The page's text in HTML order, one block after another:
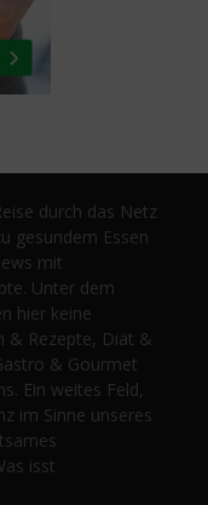
durch das Netz
gesundem Essen
mit
Unter dem
hier keine
& Rezepte, Diät &
& Gourmet
Ein weites Feld,
im Sinne unseres
isst